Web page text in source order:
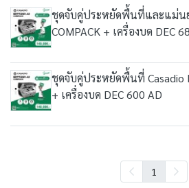
ชุดจับคู่ประหยัดพื้นที่และแม่นย
COMPACK + เครื่องบด DEC
ชุดจับคู่ประหยัดพื้นที่ Casadio
+ เครื่องบด DEC 600 AD
1